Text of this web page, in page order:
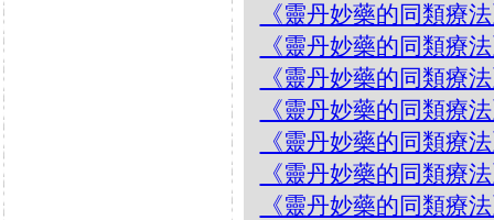
《靈丹妙藥的同類療
《靈丹妙藥的同類療
《靈丹妙藥的同類療
《靈丹妙藥的同類療
《靈丹妙藥的同類療
《靈丹妙藥的同類療
《靈丹妙藥的同類療